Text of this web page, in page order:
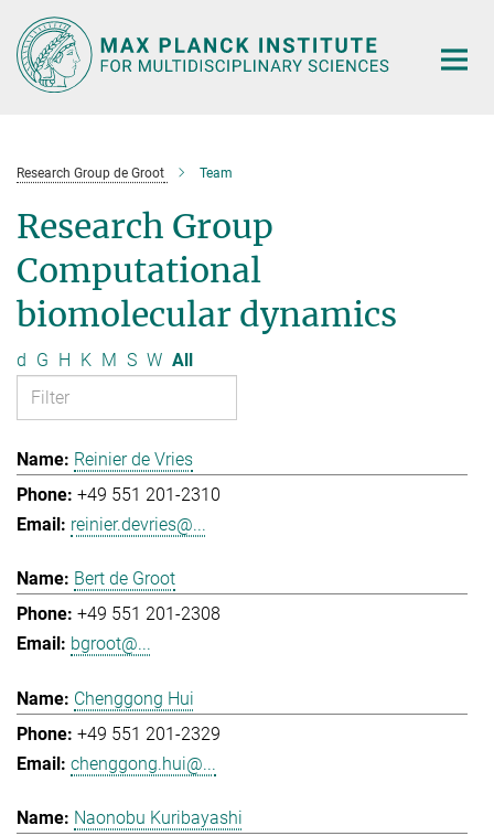
Main-
Content
Research Group de Groot Team
Research Group
Computational
biomolecular dynamics
d G H K M S W All
Reinier de Vries
+49 551 201-2310
reinier.devries@...
Bert de Groot
+49 551 201-2308
bgroot@...
Chenggong Hui
+49 551 201-2329
chenggong.hui@...
Naonobu Kuribayashi